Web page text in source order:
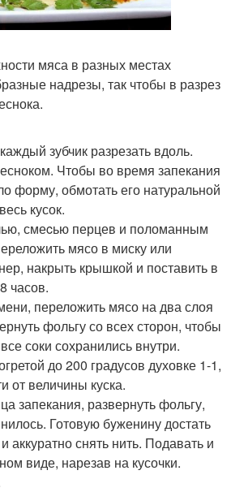
мяса в разных местах
надрезы, так чтобы в разрез
зубчик разрезать вдоль.
Чтобы во время запекания
форму, обмотать его натуральной
кусок.
смеcью перцев и поломанным
мясо в миску или
накрыть крышкой и поставить в
часов.
переложить мясо на два слоя
фольгу со всех сторон, чтобы
соки сохранились внутри.
до 200 градусов духовке 1-1,
от величины куска.
запекания, развернуть фольгу,
Готовую бyженину достать
аккуратно снять нить. Подавать и
виде, нарезав на кусочки.